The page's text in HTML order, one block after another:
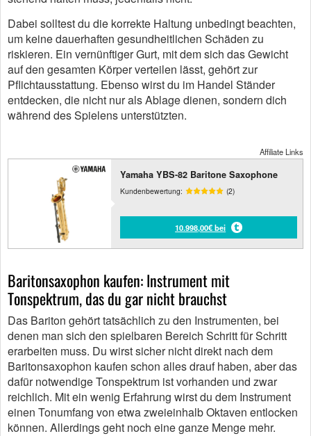
Dabei solltest du die korrekte Haltung unbedingt beachten,
um keine dauerhaften gesundheitlichen Schäden zu
riskieren. Ein vernünftiger Gurt, mit dem sich das Gewicht
auf den gesamten Körper verteilen lässt, gehört zur
Pflichtausstattung. Ebenso wirst du im Handel Ständer
entdecken, die nicht nur als Ablage dienen, sondern dich
während des Spielens unterstützten.
Affiliate Links
Yamaha YBS-82 Baritone Saxophone
Kundenbewertung: (2)
10.998,00€ bei
Baritonsaxophon kaufen: Instrument mit
Tonspektrum, das du gar nicht brauchst
Das Bariton gehört tatsächlich zu den Instrumenten, bei
denen man sich den spielbaren Bereich Schritt für Schritt
erarbeiten muss. Du wirst sicher nicht direkt nach dem
Baritonsaxophon kaufen schon alles drauf haben, aber das
dafür notwendige Tonspektrum ist vorhanden und zwar
reichlich. Mit ein wenig Erfahrung wirst du dem Instrument
einen Tonumfang von etwa zweieinhalb Oktaven entlocken
können. Allerdings geht noch eine ganze Menge mehr.